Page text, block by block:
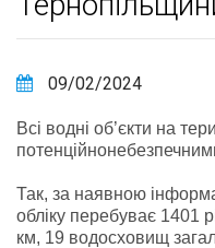
09/02/2024
Всі водні об’єкти на
Так, за наявною
обліку перебуває 1401
км, 19 водосховищ